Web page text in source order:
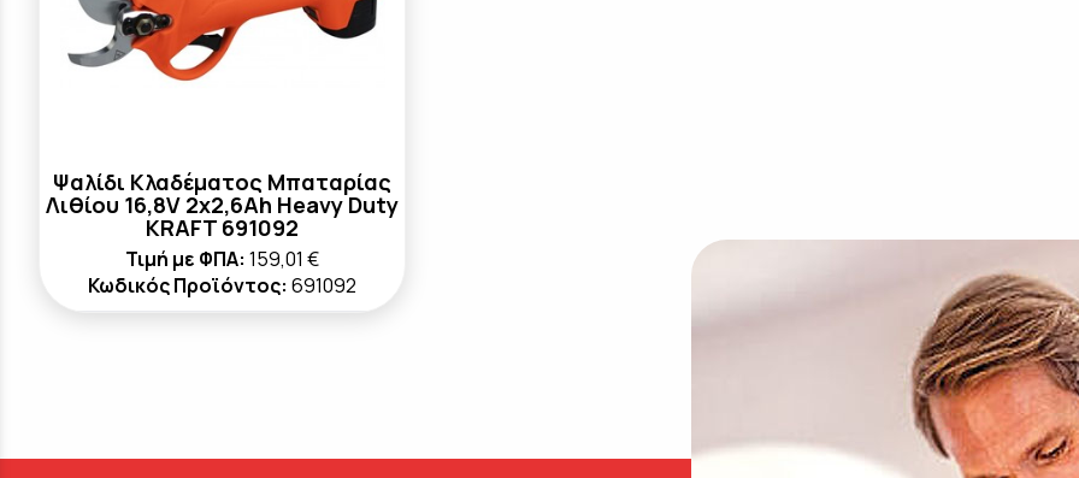
Ψαλίδι Κλαδέματος Μπαταρίας
Λιθίου 16,8V 2x2,6Ah Heavy Duty
KRAFT 691092
Τιμή με ΦΠΑ: 159,01 €
Κωδικός Προϊόντος: 691092